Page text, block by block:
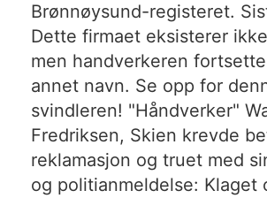
Brønnøysund-registeret.
Dette firmaet eksisterer
men handverkeren
annet navn. Se opp for
svindleren! "Håndverker"
Fredriksen, Skien krevde
reklamasjon og truet med
og politianmeldelse: Klaget